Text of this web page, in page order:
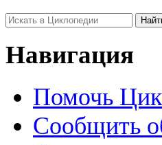
Навигация
Помочь
Сообщить